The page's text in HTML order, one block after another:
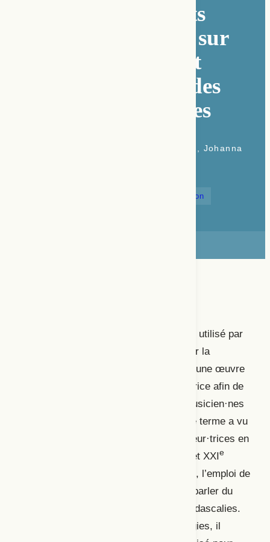
La partition en arts
vivants : regard(s) sur
l’utilisation du mot
« partition » chez des
artistes québécois·es
Enzo Giacomazzi, Isabelle Héroux, Johanna
partition
Le terme « partition » est généralement utilisé par
les artistes en musique afin de désigner la
représentation graphique symbolique d’une œuvre
musicale créée par un·e compositeur·trice afin de
permettre son interprétation par des musicien·nes
(Davies et Sadie, 2001). Cependant, ce terme a vu
son emploi s’étendre auprès des créateur·trices en
et XXIe
siècles (Sermon, 2016 : 29). Au théâtre, l’emploi de
« partition » se fait généralement pour parler du
texte dramatique lui-même et de ses didascalies.
Pourtant, face aux nouvelles dramaturgies, il